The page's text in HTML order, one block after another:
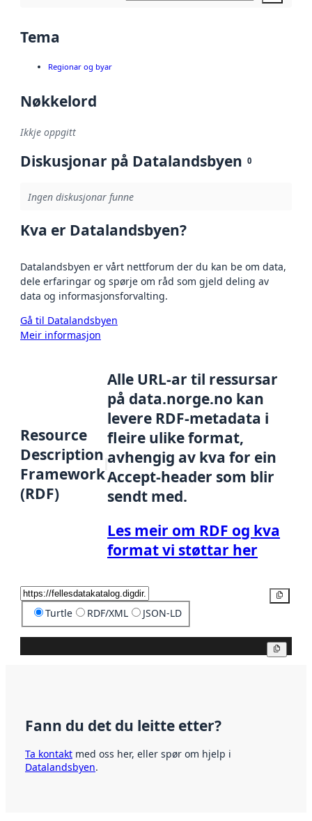
Tema
Regionar og byar
Nøkkelord
Ikkje oppgitt
Diskusjonar på Datalandsbyen 0
Ingen diskusjonar funne
Kva er Datalandsbyen?
Datalandsbyen er vårt nettforum der du kan be om data,
dele erfaringar og spørje om råd som gjeld deling av
data og informasjonsforvalting.
Gå til Datalandsbyen
Meir informasjon
Resource
Description
Framework
(RDF)
Alle URL-ar til ressursar
på data.norge.no kan
levere RDF-metadata i
fleire ulike format,
avhengig av kva for ein
Accept-header som blir
sendt med.
Les meir om RDF og kva
format vi støttar her
Turtle RDF/XML JSON-LD
Fann du det du leitte etter?
Ta kontakt med oss her, eller spør om hjelp i
Datalandsbyen.